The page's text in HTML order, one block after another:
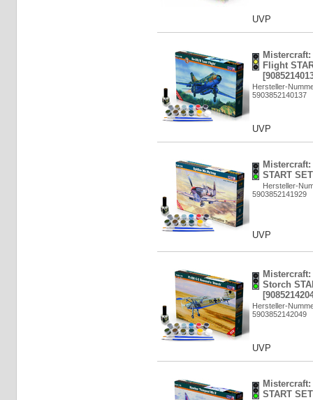
UVP
Flight
Hersteller-
5903852140137
UVP
START
Hersteller-
5903852141929
UVP
Storch
Hersteller-
5903852142049
UVP
START